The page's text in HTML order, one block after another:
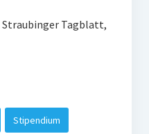
Straubinger Tagblatt,
Stipendium